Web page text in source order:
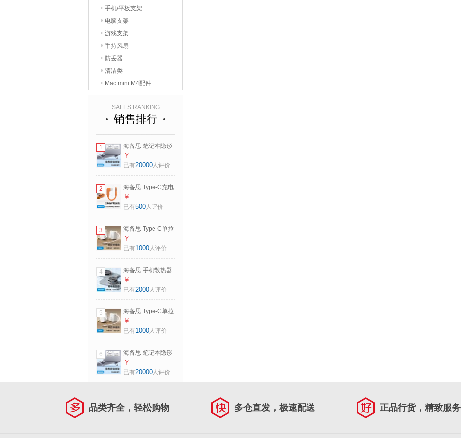
手机/平板支架
电脑支架
游戏支架
手持风扇
防丢器
清洁类
Mac mini M4配件
SALES RANKING
销售排行
1
海备思 笔记本隐形
支架迷你脚垫折叠
便携电脑背贴底部
游戏本托架脚撑 深
空灰【一对】
￥
已有20000人评价
2
海备思 Type-C充电
线双L弯头超短磁吸
充电宝数据线
果iPhone17pro
max 橙色
70mm【快充线】
240W+480Mbps
￥
已有500人评价
3
海备思 Type-C单拉
伸缩充电数据线抽
拉式收线器收纳线
iPhone17手机电脑
车载 黑色
￥
已有1000人评价
4
海备思 手机散热器
半导体制冷双面磁
吸背贴吸附轻薄风
iPhone17pro掌机
硬盘盒 灰色【超薄
款MC100S】
￥
已有2000人评价
5
海备思 Type-C单拉
伸缩充电数据线抽
拉式收线器收纳线
iPhone17手机电脑
车载 白色
￥
已有1000人评价
6
海备思 笔记本隐形
支架迷你脚垫折叠
便携电脑背贴底部
色【一对】
￥
已有20000人评价
品类齐全，轻松购物 多仓直发，极速配送 正品行货，精致服务